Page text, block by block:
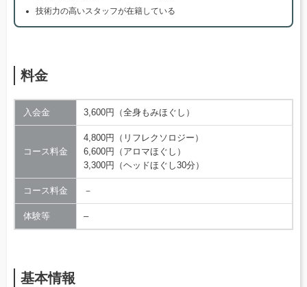
技術力の高いスタッフが在籍している
料金
入会金 3,600円（全身もみほぐし）
コース料金
4,800円（リフレクソロジー）
6,600円（アロマほぐし）
3,300円（ヘッドほぐし30分）
コース料金 －
体験等 –
基本情報